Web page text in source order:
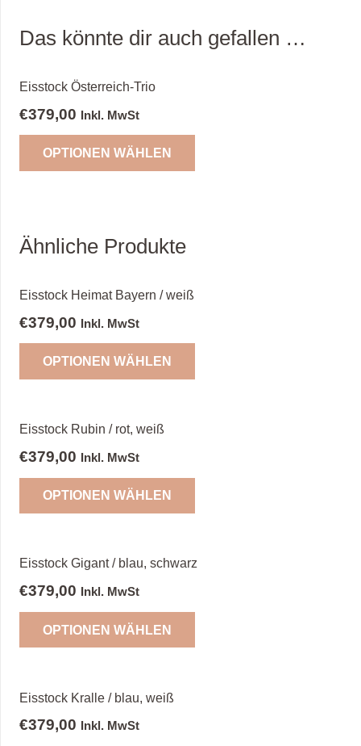
Das könnte dir auch gefallen …
Eisstock Österreich-Trio
€379,00 Inkl. MwSt
OPTIONEN WÄHLEN
Ähnliche Produkte
Eisstock Heimat Bayern / weiß
€379,00 Inkl. MwSt
OPTIONEN WÄHLEN
Eisstock Rubin / rot, weiß
€379,00 Inkl. MwSt
OPTIONEN WÄHLEN
Eisstock Gigant / blau, schwarz
€379,00 Inkl. MwSt
OPTIONEN WÄHLEN
Eisstock Kralle / blau, weiß
€379,00 Inkl. MwSt